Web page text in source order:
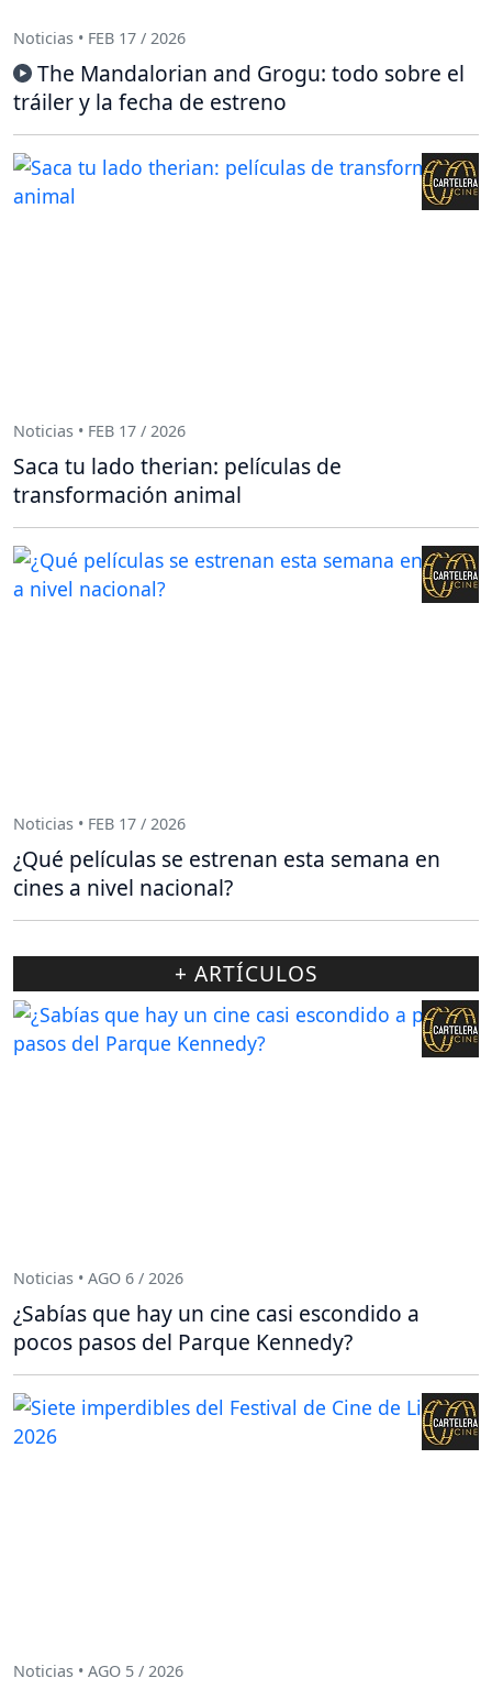
Noticias • FEB 17 / 2026
The Mandalorian and Grogu: todo sobre el
tráiler y la fecha de estreno
Noticias • FEB 17 / 2026
Saca tu lado therian: películas de
transformación animal
Noticias • FEB 17 / 2026
¿Qué películas se estrenan esta semana en
cines a nivel nacional?
+ ARTÍCULOS
Noticias • AGO 6 / 2026
¿Sabías que hay un cine casi escondido a
pocos pasos del Parque Kennedy?
Noticias • AGO 5 / 2026